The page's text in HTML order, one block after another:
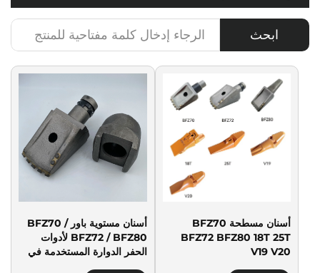
ابحث
أسنان مسطحة BFZ70
BFZ72 BFZ80 18T 25T
V19 V20
أسنان مستوية باور BFZ70 /
BFZ72 / BFZ80 لأدوات
الحفر الدوارة المستخدمة في